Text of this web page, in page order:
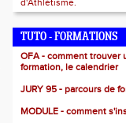
d'Athlétisme.
TUTO - FORMATIONS
OFA - comment trouver
formation, le calendrier
JURY 95 - parcours de
MODULE - comment